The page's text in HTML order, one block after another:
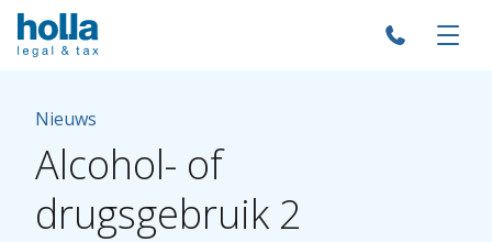
Nieuws
Alcohol- of
drugsgebruik 2